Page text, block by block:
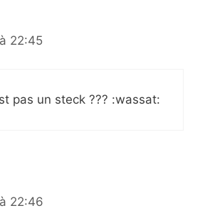
22:45
pas un steck ??? :wassat:
22:46